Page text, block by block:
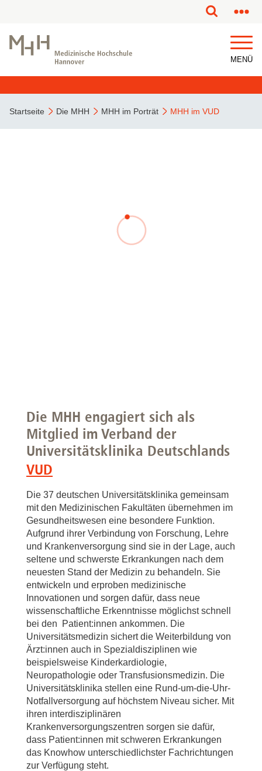
MENÜ
Startseite Die MHH MHH im Porträt MHH im VUD
Die MHH engagiert sich als
Mitglied im Verband der
Universitätsklinika Deutschlands
VUD
Die 37 deutschen Universitätsklinika gemeinsam
mit den Medizinischen Fakultäten übernehmen im
Gesundheitswesen eine besondere Funktion.
Aufgrund ihrer Verbindung von Forschung, Lehre
und Krankenversorgung sind sie in der Lage, auch
seltene und schwerste Erkrankungen nach dem
neuesten Stand der Medizin zu behandeln. Sie
entwickeln und erproben medizinische
Innovationen und sorgen dafür, dass neue
wissenschaftliche Erkenntnisse möglichst schnell
bei den Patient:innen ankommen. Die
Universitätsmedizin sichert die Weiterbildung von
Ärzt:innen auch in Spezialdisziplinen wie
beispielsweise Kinderkardiologie,
Neuropathologie oder Transfusionsmedizin. Die
Universitätsklinika stellen eine Rund-um-die-Uhr-
Notfallversorgung auf höchstem Niveau sicher. Mit
ihren interdisziplinären
Krankenversorgungszentren sorgen sie dafür,
dass Patient:innen mit schweren Erkrankungen
das Knowhow unterschiedlichster Fachrichtungen
zur Verfügung steht.